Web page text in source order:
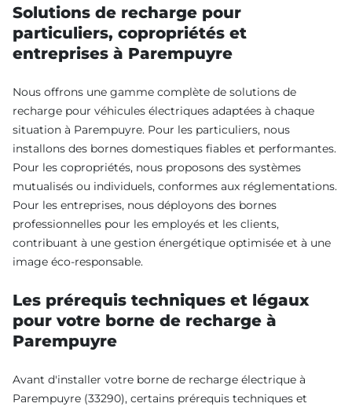
Solutions de recharge pour
particuliers, copropriétés et
entreprises à Parempuyre
Nous offrons une gamme complète de solutions de
recharge pour véhicules électriques adaptées à chaque
situation à Parempuyre. Pour les particuliers, nous
installons des bornes domestiques fiables et performantes.
Pour les copropriétés, nous proposons des systèmes
mutualisés ou individuels, conformes aux réglementations.
Pour les entreprises, nous déployons des bornes
professionnelles pour les employés et les clients,
contribuant à une gestion énergétique optimisée et à une
image éco-responsable.
Les prérequis techniques et légaux
pour votre borne de recharge à
Parempuyre
Avant d'installer votre borne de recharge électrique à
Parempuyre (33290), certains prérequis techniques et